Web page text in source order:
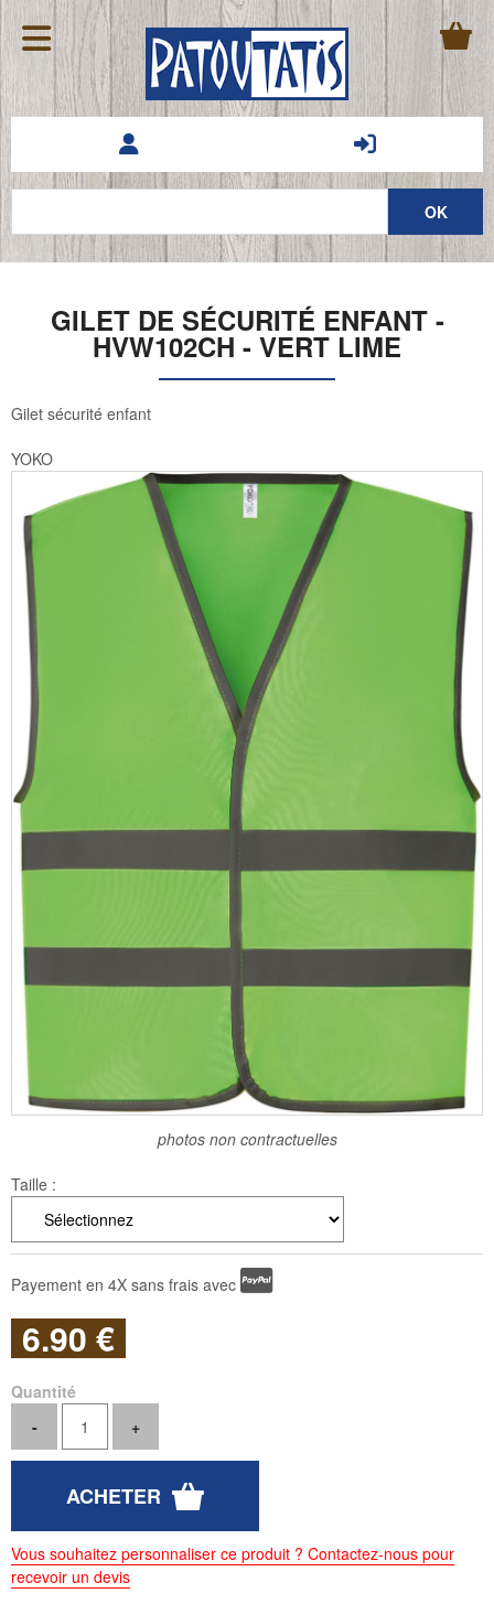
GILET DE SÉCURITÉ ENFANT -
HVW102CH - VERT LIME
Gilet sécurité enfant
YOKO
photos non contractuelles
Taille :
Payement en 4X sans frais avec
6.90 €
Quantité
Vous souhaitez personnaliser ce produit ? Contactez-nous pour
recevoir un devis